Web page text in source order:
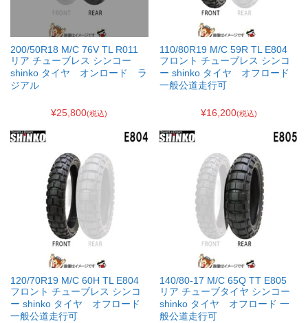
200/50R18 M/C 76V TL R011
リア チューブレス シンコー
shinko タイヤ オンロード ラ
ジアル
¥25,800(税込)
110/80R19 M/C 59R TL E804
フロント チューブレス シンコ
ー shinko タイヤ オフロード
一般公道走行可
¥16,200(税込)
120/70R19 M/C 60H TL E804
フロント チューブレス シンコ
ー shinko タイヤ オフロード
一般公道走行可
140/80-17 M/C 65Q TT E805
リア チューブタイヤ シンコー
shinko タイヤ オフロード 一
般公道走行可